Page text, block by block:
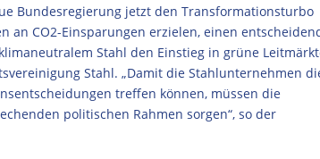
Bundesregierung jetzt den Transformationsturbo
CO2-Einsparungen erzielen, einen
Stahl den Einstieg in grüne
Stahl. „Damit die Stahlunternehmen
treffen können, müssen die
politischen Rahmen sorgen“, so der